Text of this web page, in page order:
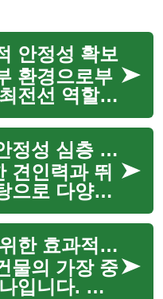
안정성 확보
환경으로부
전선 역할을
등 다양한
출되는 지붕
라 손상될
주택의 구조
...
차량의 견인력과 안정성 심층 분석
견인력과 뛰
으로 다양한
적인 역할을
다. 무거운 짐
트레일러를
어 있으며,
안정적인
지붕 수명 연장을 위한 효과적인 방법
물의 가장 중
입니다. 끊